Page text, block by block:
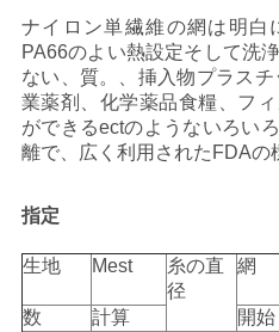
要
求
し
さ
い
ナイロン単繊維の網は明白
PA66のよい熱設定そして洗
ない、質。、挿入物プラス
業薬剤、化学薬品食糧、フ
ができるectのようないろい
離で、広く利用されたFDAの
指定
生地 Mest
糸の直
径
網
数 計算 開始